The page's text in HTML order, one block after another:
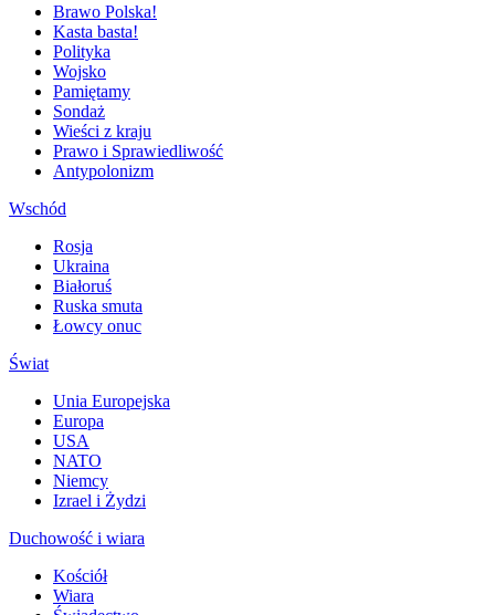
Brawo Polska!
Kasta basta!
Polityka
Wojsko
Pamiętamy
Sondaż
Wieści z kraju
Prawo i Sprawiedliwość
Antypolonizm
Wschód
Rosja
Ukraina
Białoruś
Ruska smuta
Łowcy onuc
Świat
Unia Europejska
Europa
USA
NATO
Niemcy
Izrael i Żydzi
Duchowość i wiara
Kościół
Wiara